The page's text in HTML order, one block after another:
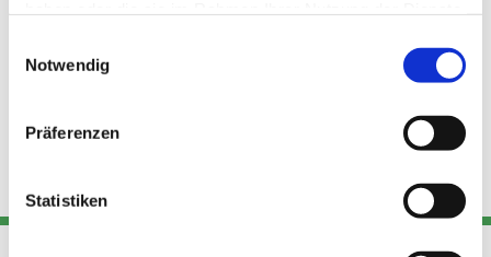
Notwendig
Präferenzen
Statistiken